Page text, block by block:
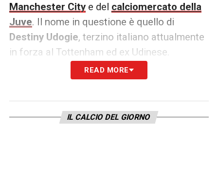
Manchester Citye del calciomercato della
Juve. Il nome in questione è quello di
Destiny Udogie, terzino italiano attualmente
in forza al Tottenham ed ex Udinese.
bianconeriche sarebbero
sulle sue tracce nel caso in cui dovessero
READ MORE
IL CALCIO DEL GIORNO